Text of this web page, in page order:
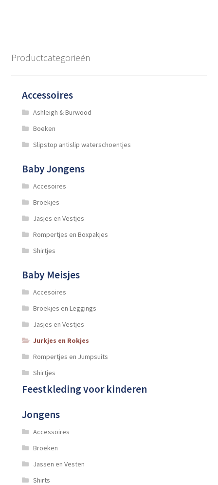
Productcategorieën
Accessoires
Ashleigh & Burwood
Boeken
Slipstop antislip waterschoentjes
Baby Jongens
Accesoires
Broekjes
Jasjes en Vestjes
Rompertjes en Boxpakjes
Shirtjes
Baby Meisjes
Accesoires
Broekjes en Leggings
Jasjes en Vestjes
Jurkjes en Rokjes
Rompertjes en Jumpsuits
Shirtjes
Feestkleding voor kinderen
Jongens
Accessoires
Broeken
Jassen en Vesten
Shirts